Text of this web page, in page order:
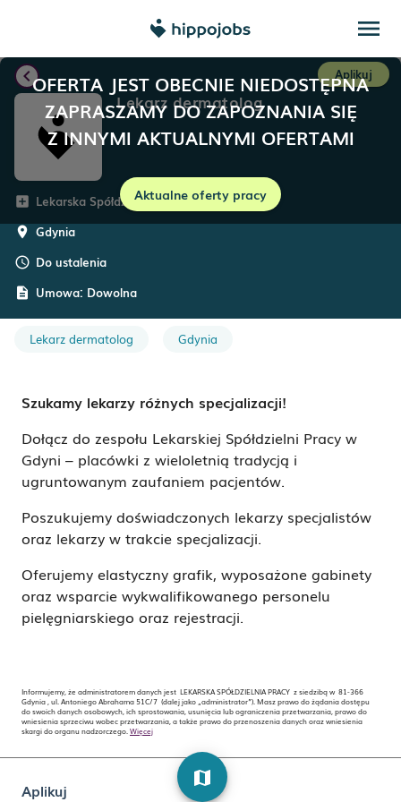
menu
OFERTA JEST OBECNIE NIEDOSTĘPNA
ZAPRASZAMY DO ZAPOZNANIA SIĘ
Z INNYMI AKTUALNYMI OFERTAMI
Aktualne oferty pracy
chevron_left Aplikuj
Lekarz dermatolog
add_box Lekarska Spółdzielnia Pracy
room Gdynia
schedule Do ustalenia
description Umowa: Dowolna
Lekarz dermatolog Gdynia
Szukamy lekarzy różnych specjalizacji!
Dołącz do zespołu Lekarskiej Spółdzielni Pracy w
Gdyni – placówki z wieloletnią tradycją i
ugruntowanym zaufaniem pacjentów.
Poszukujemy doświadczonych lekarzy specjalistów
oraz lekarzy w trakcie specjalizacji.
Oferujemy elastyczny grafik, wyposażone gabinety
oraz wsparcie wykwalifikowanego personelu
pielęgniarskiego oraz rejestracji.
Informujemy, że administratorem danych jest LEKARSKA SPÓŁDZIELNIA PRACY z siedzibą w 81-366
Gdynia , ul. Antoniego Abrahama 51C/7 (dalej jako „administrator”). Masz prawo do żądania dostępu
do swoich danych osobowych, ich sprostowania, usunięcia lub ograniczenia przetwarzania, prawo do
wniesienia sprzeciwu wobec przetwarzania, a także prawo do przenoszenia danych oraz wniesienia
skargi do organu nadzorczego. Więcej
Aplikuj
map